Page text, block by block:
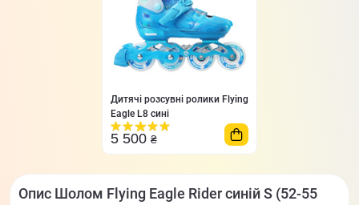
Дитячі розсувні ролики Flying
Eagle L8 сині
5 500 ₴
Опис Шолом Flying Eagle Rider синій S (52-55